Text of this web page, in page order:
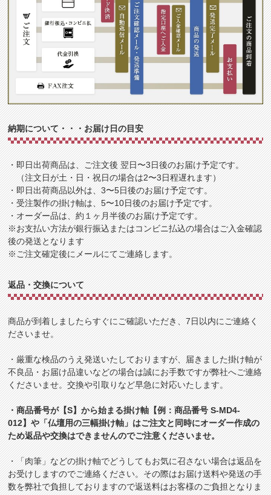
納期について・・・お届け日の目安
・即日出荷商品は、ご注文後 翌日〜3日後のお届け予定です。
（注文日が土・日・祝日の場合は2〜3日程遅れます）
・即日出荷商品以外は、3〜5日後のお届け予定です。
・受注製作の掛け軸は、5〜10日後のお届け予定です。
・オーダー品は、約１ヶ月半後のお届け予定です。
※お支払い方法が銀行振込またはコンビニ払込の場合はご入金確認
後の発送となります
※ご注文確定後にメールにてご連絡します。
返品・交換について
商品が到着しましたらすぐにご確認いただき、7日以内にご連絡く
ださいませ。
・厳重な検品のうえ発送いたしておりますが、届きました掛け軸が
不良品・お届け品違いなどの場合は誠にお手数ですが弊社へご連絡
くださいませ。交換や引取りなど早急に対応いたします。
・商品番号が【S】から始まる掛け軸【例：商品番号 S-MD4-
012】や「仏壇用の三幅掛け軸」はご注文と同時にオーダー作成の
ため返品や交換はできませんのでご注意くださいませ。
・「肉筆」などの掛け軸でどうしてもお気に召さない場合は返品を
お受けしますのでご連絡ください。その際はお届け送料や発送の手
数を弊社で負担しておりますので返送料はお客様のご負担となりま